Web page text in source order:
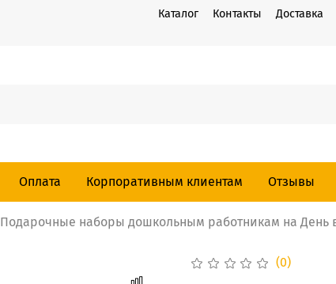
Каталог Контакты Доставка
Оплата Корпоративным клиентам Отзывы
Подарочные наборы дошкольным работникам на День
(0)